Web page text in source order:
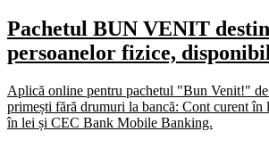
Pachetul BUN VENIT
persoanelor fizice,
Aplică online pentru pachetul "Bun Venit!"
primești fără drumuri la bancă: Cont curent în
în lei și CEC Bank Mobile Banking.​